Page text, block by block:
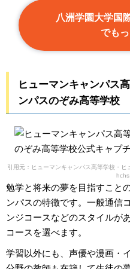
八洲学園大学国
でも
ヒューマンキャンパス
ンパスのぞみ高等学校
引用元：ヒューマンキャンパス高等学校・
勉学と将来の夢を目指すこと
ンパスの特徴です。一般通信
ンジコースなどのスタイルが
コースを選べます。
学習以外にも、声優や漫画・